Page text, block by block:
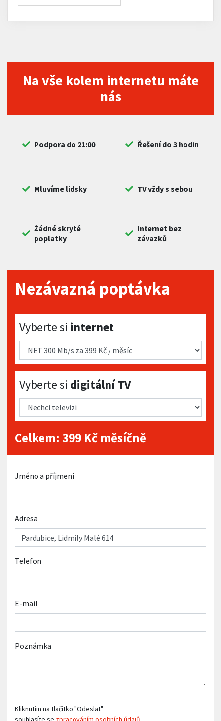
Na vše kolem internetu máte
nás
Podpora do 21:00 Řešení do 3 hodin
Mluvíme lidsky TV vždy s sebou
Žádné skryté
poplatky
Internet bez
závazků
Nezávazná poptávka
Vyberte si internet
Vyberte si internet
Vyberte si digitální TV
Vyberte si digitální TV
Celkem: 399 Kč měsíčně
Jméno a příjmení
Adresa
Telefon
E-mail
Poznámka
Kliknutím na tlačítko "Odeslat"
souhlasíte se zpracováním osobních údajů